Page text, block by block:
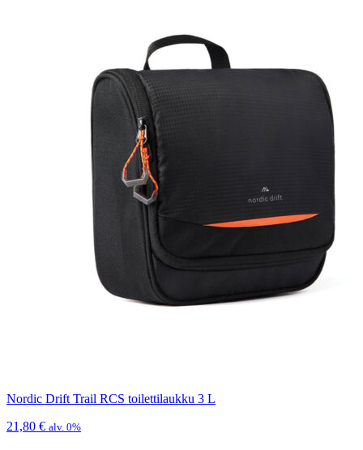
Nordic Drift Trail RCS toilettilaukku 3 L
21,80 € alv. 0%